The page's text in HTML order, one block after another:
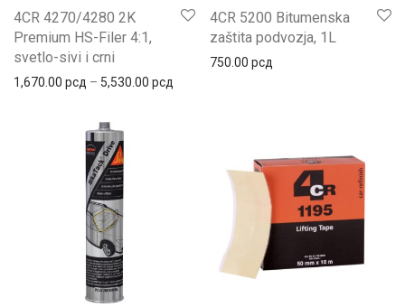
4CR 4270/4280 2K
Premium HS-Filer 4:1,
svetlo-sivi i crni
1,670.00 рсд – 5,530.00 рсд
4CR 5200 Bitumenska
zaštita podvozja, 1L
750.00 рсд